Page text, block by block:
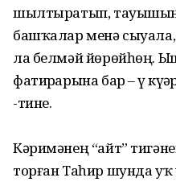
шылтыратып, тауышын
башҡалар менә
ла белмәй йөрөйһөң.
фатирҙарына бар – үҙ
-тине.
Кәримәнең “айт”
торған Таһир шунда